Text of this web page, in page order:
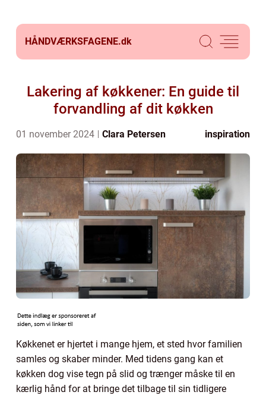
HÅNDVÆRKSFAGENE.dk
Lakering af køkkener: En guide til
forvandling af dit køkken
01 november 2024 Clara Petersen inspiration
Køkkenet er hjertet i mange hjem, et sted hvor familien
samles og skaber minder. Med tidens gang kan et
køkken dog vise tegn på slid og trænger måske til en
kærlig hånd for at bringe det tilbage til sin tidligere